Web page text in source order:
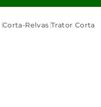
Corta-Relvas Trator Corta